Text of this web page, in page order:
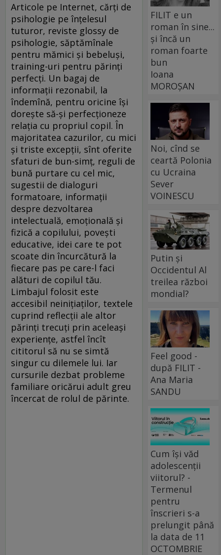
Articole pe Internet, cărţi de
psihologie pe înţelesul
tuturor, reviste glossy de
psihologie, săptămînale
pentru mămici şi bebeluşi,
training-uri pentru părinţi
perfecţi. Un bagaj de
informaţii rezonabil, la
îndemînă, pentru oricine îşi
doreşte să-şi perfecţioneze
relaţia cu propriul copil. În
majoritatea cazurilor, cu mici
şi triste excepţii, sînt oferite
sfaturi de bun-simţ, reguli de
bună purtare cu cel mic,
sugestii de dialoguri
formatoare, informaţii
despre dezvoltarea
intelectuală, emoţională şi
fizică a copilului, poveşti
educative, idei care te pot
scoate din încurcătură la
fiecare pas pe care-l faci
alături de copilul tău.
Limbajul folosit este
accesibil neiniţiaţilor, textele
cuprind reflecţii ale altor
părinţi trecuţi prin aceleaşi
experienţe, astfel încît
cititorul să nu se simtă
singur cu dilemele lui. Iar
cursurile dezbat probleme
familiare oricărui adult greu
încercat de rolul de părinte.
FILIT e un
roman în sine...
și încă un
roman foarte
bun
Ioana
MOROȘAN
Noi, cînd se
ceartă Polonia
cu Ucraina
Sever
VOINESCU
Putin și
Occidentul Al
treilea război
mondial?
Feel good -
după FILIT -
Ana Maria
SANDU
Cum își văd
adolescenții
viitorul? -
Termenul
pentru
înscrieri s-a
prelungit până
la data de 11
OCTOMBRIE